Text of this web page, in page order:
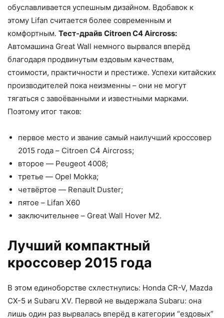
обуславливается успешным дизайном. Вдобавок к
этому Lifan считается более современным и
комфортным. Тест-драйв Citroen C4 Aircross:
Автомашина Great Wall немного вырвался вперёд
благодаря продвинутым ездовым качествам,
стоимости, практичности и престиже. Успехи китайских
производителей пока неизменны – они не могут
тягаться с завоёванными и известными марками.
Поэтому итог таков:
первое место и звание самый наилучший кроссовер
2015 года – Citroen C4 Aircross;
второе — Peugeot 4008;
третье — Opel Mokka;
четвёртое — Renault Duster;
пятое – Lifan X60
заключительнее – Great Wall Hover M2.
Лучший компактный
кроссовер 2015 года
В этом единоборстве схлестнулись: Honda CR-V, Mazda
CX-5 и Subaru XV. Первой не выдержала Subaru: она
лишь один раз вырвалась вперёд в категории “ездовых”